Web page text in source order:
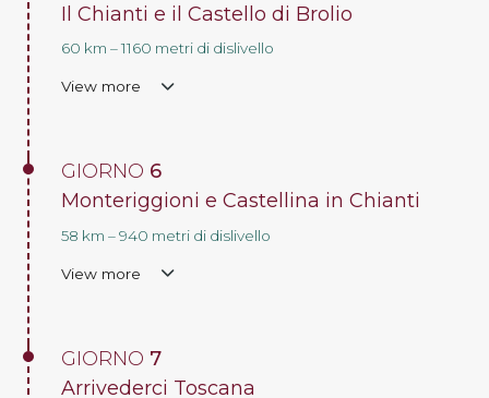
Il Chianti e il Castello di Brolio
60 km – 1160 metri di dislivello
View more
GIORNO 6
Monteriggioni e Castellina in Chianti
58 km – 940 metri di dislivello
View more
GIORNO 7
Arrivederci Toscana